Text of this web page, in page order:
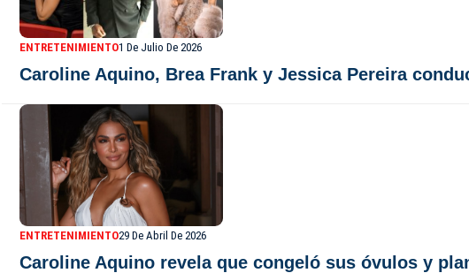
ENTRETENIMIENTO1 De Julio De 2026
Caroline Aquino, Brea Frank y Jessica Pereira
ENTRETENIMIENTO29 De Abril De 2026
Caroline Aquino revela que congeló sus óvulos y